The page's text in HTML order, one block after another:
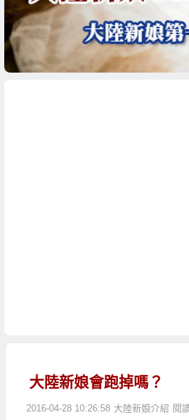
大陸新娘會跑掉嗎？
2016-04-28 10:26:58 大陸新娘介紹 閱